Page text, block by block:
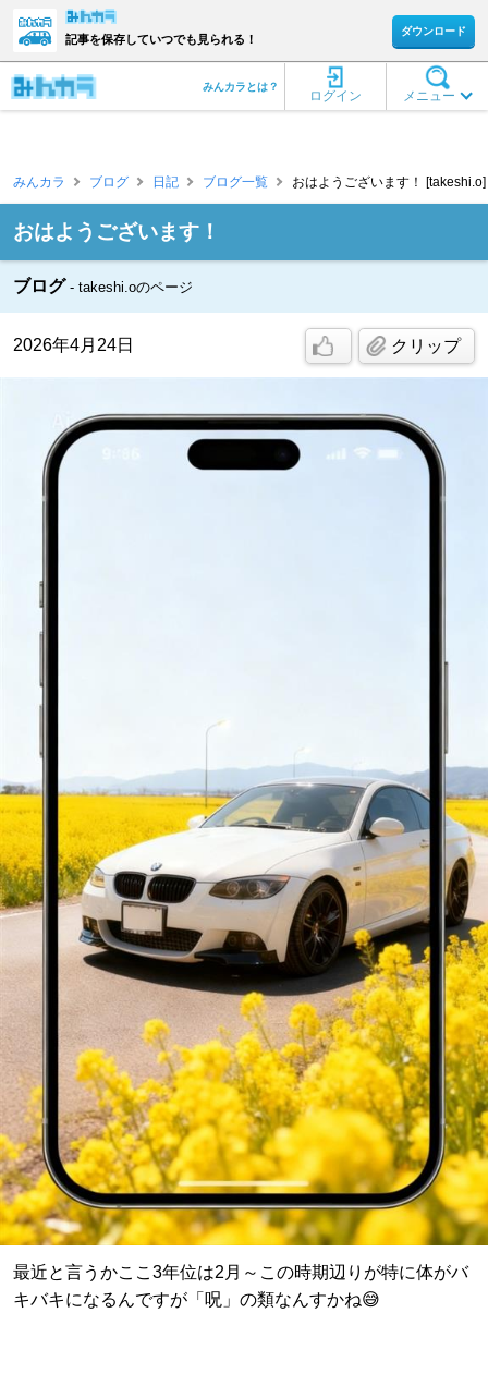
記事を保存していつでも見られる！
ダウンロード
メニュー
ログイン
みんカラとは？
みんカラ ブログ 日記 ブログ一覧 おはようございます！ [takeshi.o]
おはようございます！
ブログ takeshi.oのページ
2026年4月24日 クリップ
最近と言うかここ3年位は2月～この時期辺りが特に体がバ
キバキになるんですが「呪」の類なんすかね😅